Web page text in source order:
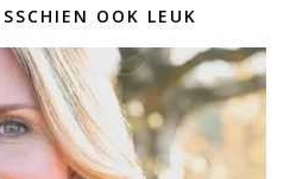
OOK LEUK